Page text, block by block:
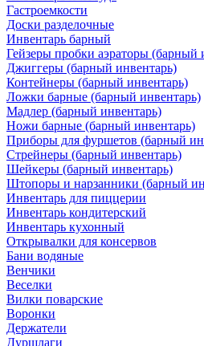
Гастроемкости
Доски разделочные
Инвентарь барный
Гейзеры пробки аэраторы (барный
Джиггеры (барный инвентарь)
Контейнеры (барный инвентарь)
Ложки барные (барный инвентарь)
Мадлер (барный инвентарь)
Ножи барные (барный инвентарь)
Приборы для фуршетов (барный
Стрейнеры (барный инвентарь)
Шейкеры (барный инвентарь)
Штопоры и нарзанники (барный
Инвентарь для пиццерии
Инвентарь кондитерский
Инвентарь кухонный
Открывалки для консервов
Бани водяные
Венчики
Веселки
Вилки поварские
Воронки
Держатели
Дуршлаги